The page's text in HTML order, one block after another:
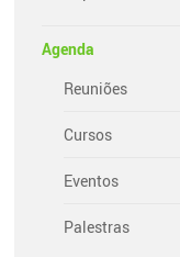
Agenda
Reuniões
Cursos
Eventos
Palestras